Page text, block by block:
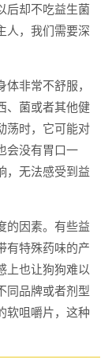
后却不吃益生菌
人，我们需要深
非常不舒服，
、菌或者其他健
荡时，它可能对
会没有胃口一
，无法感受到益
的因素。有些益
有特殊药味的产
上也让狗狗难以
同品牌或者剂型
软咀嚼片，这种